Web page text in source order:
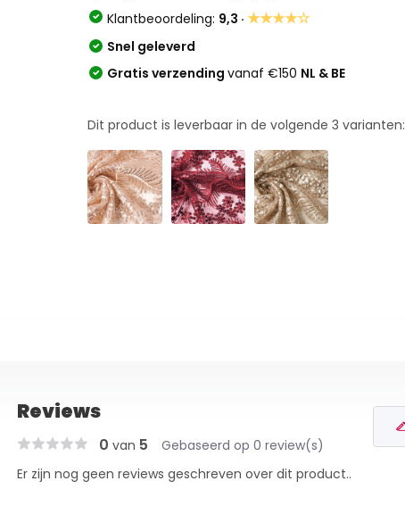
Klantbeoordeling: 9,3 ·★★★★☆
Snel geleverd
Gratis verzendingvanaf €150 NL & BE
Dit product is leverbaar in de volgende3 varianten:
Reviews
0 van 5 Gebaseerd op 0 review(s)
Er zijn nog geen reviews geschreven over dit product..